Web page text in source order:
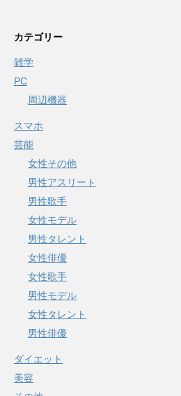
カテゴリー
雑学
PC
周辺機器
スマホ
芸能
女性その他
男性アスリート
男性歌手
女性モデル
男性タレント
女性俳優
女性歌手
男性モデル
女性タレント
男性俳優
ダイエット
美容